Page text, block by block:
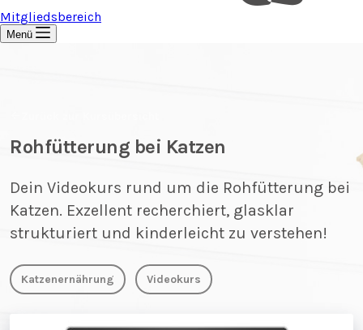
Mitgliedsbereich
Menü
Rohfütterung bei Katzen
Dein Videokurs rund um die Rohfütterung bei
Katzen. Exzellent recherchiert, glasklar
strukturiert und kinderleicht zu verstehen!
Katzenernährung Videokurs